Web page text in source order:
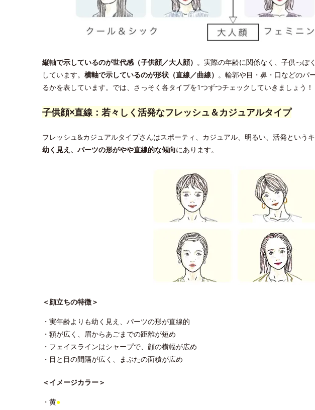
縦軸で示しているのが世代感（子供顔／大人顔） 。実際の年齢に関係なく、子供っぽ
しています。 横軸で示しているのが形状（直線／曲線） 。輪郭や目・鼻・口などのパ
るかを表しています。では、さっそく各タイプを1つずつチェックしていきましょう！
子供顔×直線：若々しく活発なフレッシュ＆カジュアルタイプ
フレッシュ&カジュアルタイプさんはスポーティ、カジュアル、明るい、活発という
幼く見え、パーツの形がやや直線的な傾向にあります。
＜顔立ちの特徴＞
・実年齢よりも幼く見え、パーツの形が直線的
・額が広く、眉からあごまでの距離が短め
・フェイスラインはシャープで、顔の横幅が広め
・目と目の間隔が広く、まぶたの面積が広め
＜イメージカラー＞
・黄●